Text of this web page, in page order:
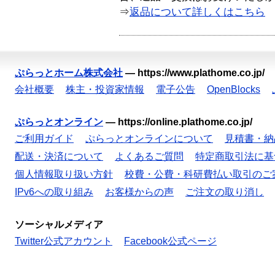
⇒返品について詳しくはこちら
ぷらっとホーム株式会社 — https://www.plathome.co.jp/
会社概要
株主・投資家情報 電子公告 OpenBlocks
ぷらっとオンライン — https://online.plathome.co.jp/
ご利用ガイド
ぷらっとオンラインについて
見積書・
配送・決済について
よくあるご質問
特定商取引法に
個人情報取り扱い方針
校費・公費・科研費払い取引のご
IPv6への取り組み
お客様からの声 ご注文の取り消し
ソーシャルメディア
Twitter公式アカウント
Facebook公式ページ